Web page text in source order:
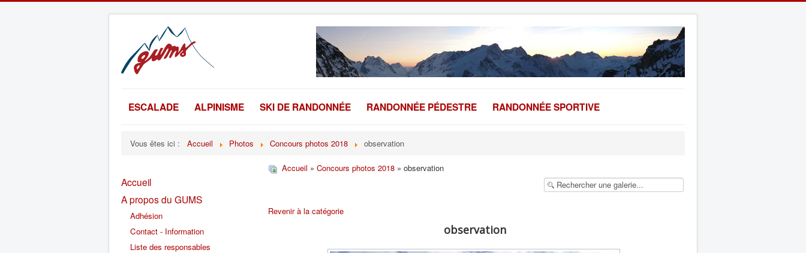
ESCALADE ALPINISME SKI DE RANDONNÉE RANDONNÉE PÉDESTRE RANDONNÉE SPORTIVE
Vous êtes ici : Accueil Photos Concours photos 2018 observation
Accueil
A propos du GUMS
Adhésion
Contact - Information
Liste des responsables
Accueil » Concours photos 2018 » observation
Revenir à la catégorie
observation